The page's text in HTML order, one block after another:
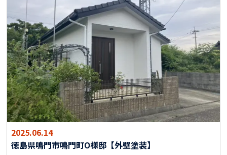
2025.06.14
徳島県鳴門市鳴門町O様邸【外壁塗装】